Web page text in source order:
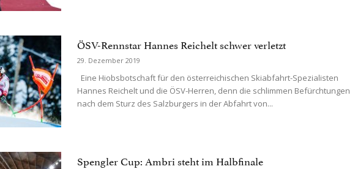
ÖSV-Rennstar Hannes Reichelt schwer verletzt
29. Dezember 2019
Eine Hiobsbotschaft für den österreichischen Skiabfahrt-Spezialisten
Hannes Reichelt und die ÖSV-Herren, denn die schlimmen Befürchtungen
nach dem Sturz des Salzburgers in der Abfahrt von...
Spengler Cup: Ambri steht im Halbfinale